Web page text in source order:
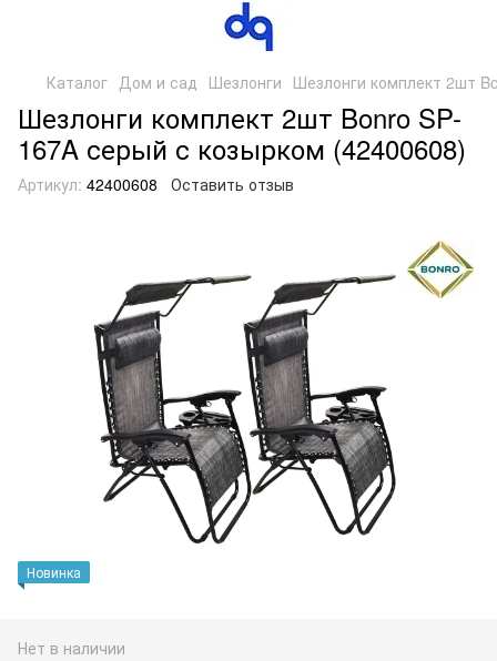
Каталог Дом и сад Шезлонги Шезлонги комплект 2шт
Шезлонги комплект 2шт Bonro SP-
167A серый с козырком (42400608)
Артикул: 42400608 Оставить отзыв
Новинка
Нет в наличии